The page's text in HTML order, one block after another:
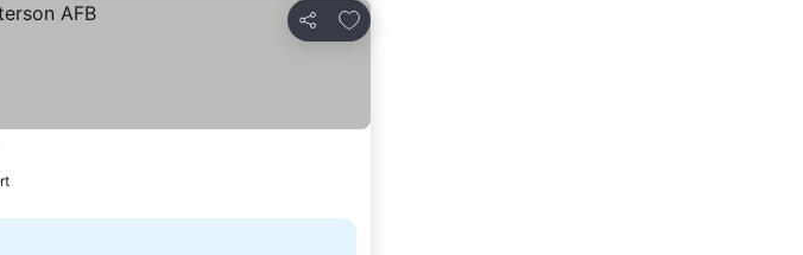
Partilhar
Adicionar aos favoritos